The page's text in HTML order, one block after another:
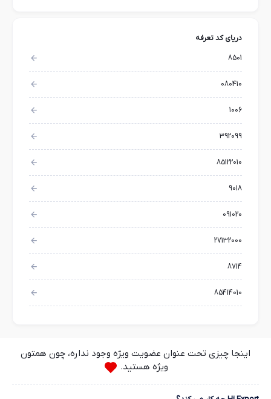
دریای کد تعرفه
8501
080410
1006
392099
85122010
9018
091020
27132000
8714
85414010
اینجا چیزی تحت عنوان عضویت ویژه وجود نداره، چون همتون
ویژه هستید.